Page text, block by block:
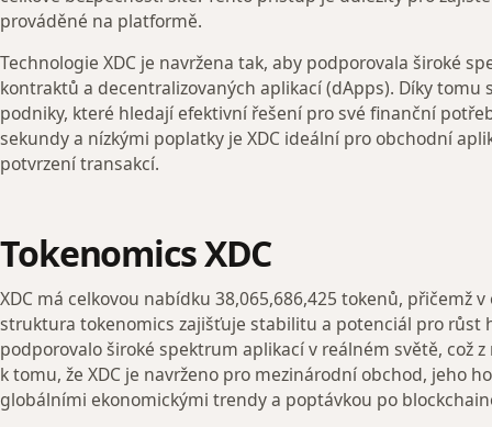
prováděné na platformě.
Technologie XDC je navržena tak, aby podporovala široké
kontraktů a decentralizovaných aplikací (dApps). Díky tomu
podniky, které hledají efektivní řešení pro své finanční
sekundy a nízkými poplatky je XDC ideální pro obchodní
potvrzení transakcí.
Tokenomics XDC
XDC má celkovou nabídku 38,065,686,425 tokenů, přičemž
struktura tokenomics zajišťuje stabilitu a potenciál pro růst
podporovalo široké spektrum aplikací v reálném světě, což
k tomu, že XDC je navrženo pro mezinárodní obchod, jeho
globálními ekonomickými trendy a poptávkou po